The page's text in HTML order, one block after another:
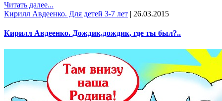
Читать далее...
Кирилл Авдеенко. Для детей 3-7 лет | 26.03.2015
Кирилл Авдеенко. Дождик,дождик, где ты был?..